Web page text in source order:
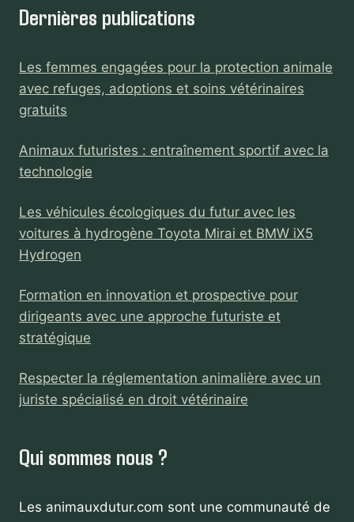
Dernières publications
Les femmes engagées pour la protection animale
avec refuges, adoptions et soins vétérinaires
gratuits
Animaux futuristes : entraînement sportif avec la
technologie
Les véhicules écologiques du futur avec les
voitures à hydrogène Toyota Mirai et BMW iX5
Hydrogen
Formation en innovation et prospective pour
dirigeants avec une approche futuriste et
stratégique
Respecter la réglementation animalière avec un
juriste spécialisé en droit vétérinaire
Qui sommes nous ?
Les animauxdutur.com sont une communauté de